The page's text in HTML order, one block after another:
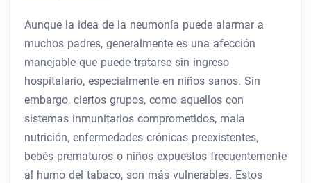
Aunque la idea de la neumonía puede alarmar a
muchos padres, generalmente es una afección
manejable que puede tratarse sin ingreso
hospitalario, especialmente en niños sanos. Sin
embargo, ciertos grupos, como aquellos con
sistemas inmunitarios comprometidos, mala
nutrición, enfermedades crónicas preexistentes,
bebés prematuros o niños expuestos frecuentemente
al humo del tabaco, son más vulnerables. Estos